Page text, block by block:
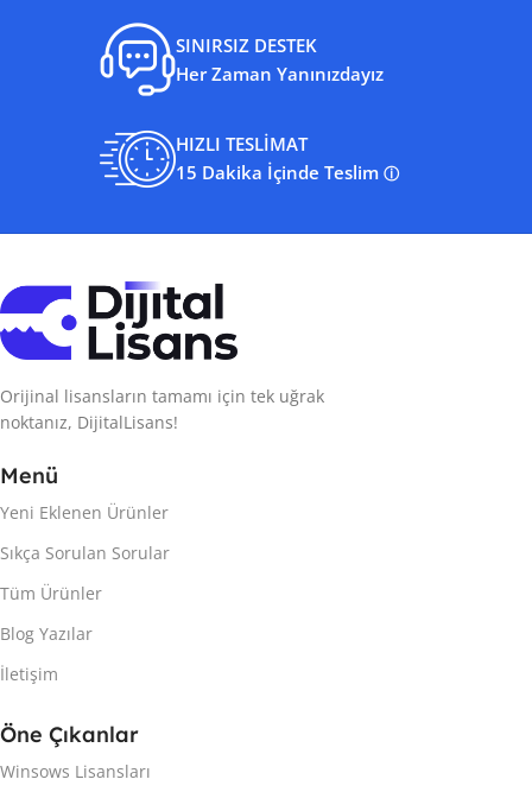
SINIRSIZ DESTEK
Her Zaman Yanınızdayız
HIZLI TESLİMAT
15 Dakika İçinde Teslim ⓘ
Orijinal lisansların tamamı için tek uğrak
noktanız, DijitalLisans!
Menü
Yeni Eklenen Ürünler
Sıkça Sorulan Sorular
Tüm Ürünler
Blog Yazılar
İletişim
Öne Çıkanlar
Winsows Lisansları